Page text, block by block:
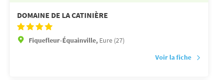
DOMAINE DE LA CATINIÈRE
Fiquefleur-Équainville, Eure (27)
Voir la fiche